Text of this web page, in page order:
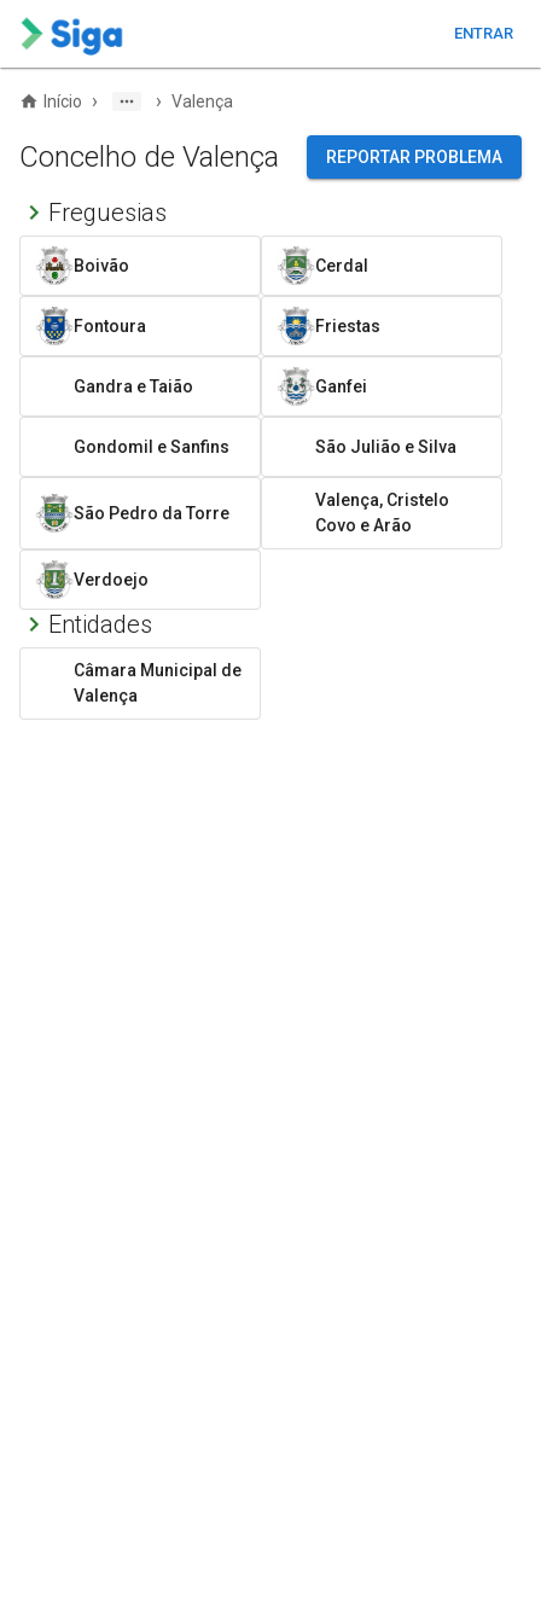
ENTRAR
Início › › Valença
Concelho de Valença REPORTAR PROBLEMA
Freguesias
Boivão Cerdal
Fontoura Friestas
Gandra e Taião Ganfei
Gondomil e Sanfins São Julião e Silva
São Pedro da Torre
Valença, Cristelo
Covo e Arão
Verdoejo
Entidades
Câmara Municipal de
Valença